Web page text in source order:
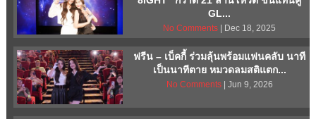
GL...
No Comments | Dec 18, 2025
ฟรีน – เบ็คกี้ ร่วมลุ้นพร้อมแฟนคลับ นาที
เป็นนาทีตาย หมวดลมสติแตก...
No Comments| Jun 9, 2026